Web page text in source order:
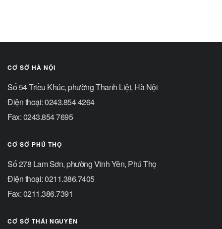
CƠ SỞ HÀ NỘI
Số 54 Triều Khúc, phường Thanh Liệt, Hà Nội
Điện thoại: 0243.854 4264
Fax: 0243.854 7695
CƠ SỞ PHÚ THỌ
Số 278 Lam Sơn, phường Vĩnh Yên, Phú Thọ
Điện thoại: 0211.386.7405
Fax: 0211.386.7391
CƠ SỞ THÁI NGUYÊN